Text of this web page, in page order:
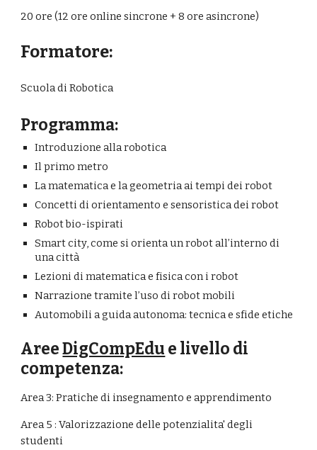
20 ore (12 ore online sincrone + 8 ore asincrone)
Formatore:
Scuola di Robotica
Programma:
Introduzione alla robotica
Il primo metro
La matematica e la geometria ai tempi dei robot
Concetti di orientamento e sensoristica dei robot
Robot bio-ispirati
Smart city, come si orienta un robot all’interno di
una città
Lezioni di matematica e fisica con i robot
Narrazione tramite l’uso di robot mobili
Automobili a guida autonoma: tecnica e sfide etiche
Aree DigCompEdu e livello di
competenza:
Area 3: Pratiche di insegnamento e apprendimento
Area 5 : Valorizzazione delle potenzialita' degli
studenti